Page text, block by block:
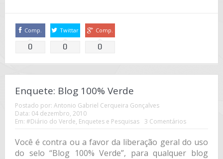
Comp.
0
Twittar
0
Comp.
0
Enquete: Blog 100% Verde
Postado por: Antonio Gabriel Cerqueira Gonçalves
Data: 04 dezembro, 2010
Em: #Diário do Verde, Enquetes e Pesquisas 3 Comentários
Você é contra ou a favor da liberação geral do uso
do selo “Blog 100% Verde”, para qualquer blog